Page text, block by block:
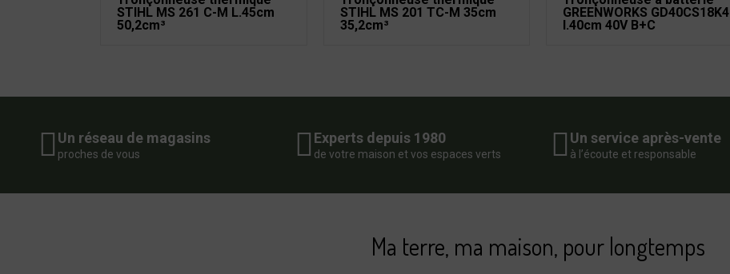
STIHL MS 261 C-M L.45cm
50,2cm³
STIHL MS 201 TC-M 35cm
35,2cm³
GREENWORKS GD40CS18K4
l.40cm 40V B+C
Un réseau de magasins
proches de vous
Experts depuis 1980
de votre maison et vos espaces verts
Un service après-vente
à l’écoute et responsable
Ma terre, ma maison, pour longtemps